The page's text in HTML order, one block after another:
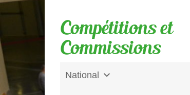
Compétitions et
Commissions
National